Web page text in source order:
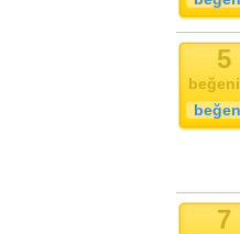
5
beğen
7